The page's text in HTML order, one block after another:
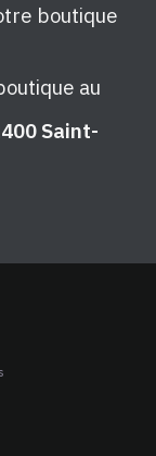
boutique
au
Saint-